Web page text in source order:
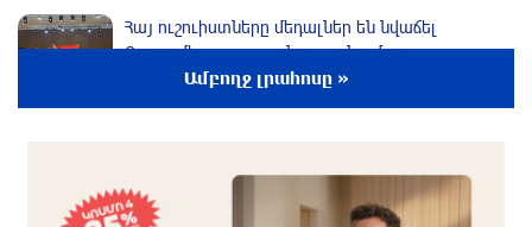
Հայ ուշուիստները մեդալներ են նվաճել
Բաթումի բաց առաջնությունում
ՌԴ
2 ժամ առաջ
Ամբողջ լրահոսը »